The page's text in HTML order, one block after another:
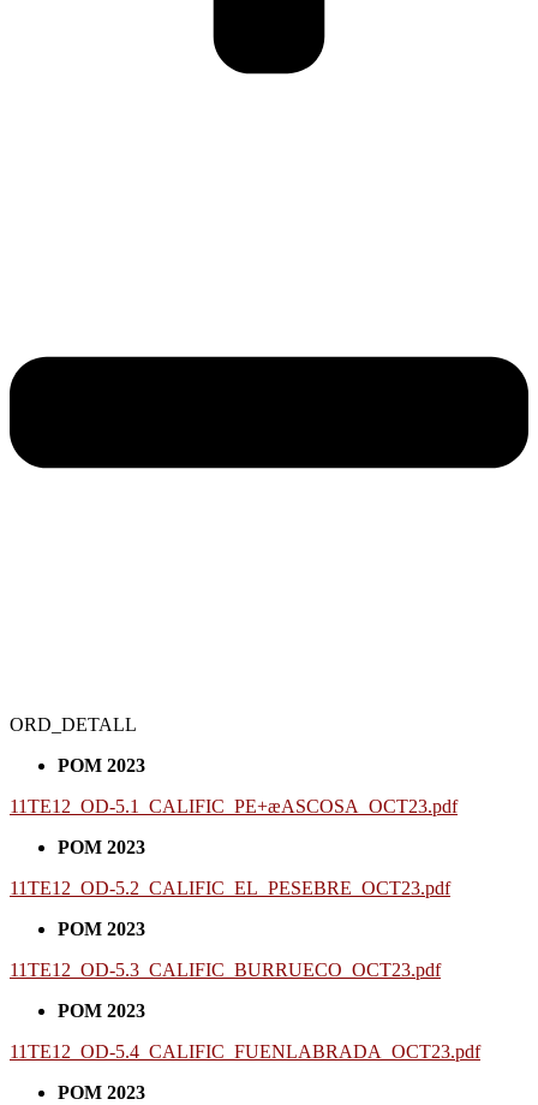
ORD_DETALL
POM 2023
11TE12_OD-5.1_CALIFIC_PE+æASCOSA_OCT23.pdf
POM 2023
11TE12_OD-5.2_CALIFIC_EL_PESEBRE_OCT23.pdf
POM 2023
11TE12_OD-5.3_CALIFIC_BURRUECO_OCT23.pdf
POM 2023
11TE12_OD-5.4_CALIFIC_FUENLABRADA_OCT23.pdf
POM 2023